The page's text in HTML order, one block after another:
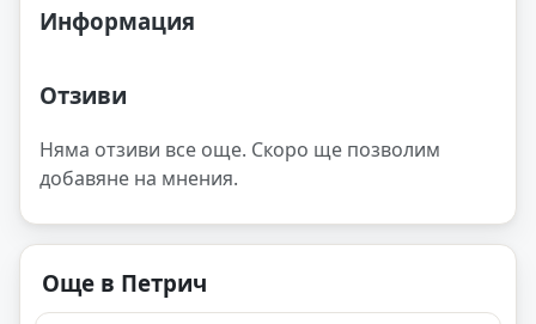
Информация
Отзиви
Няма отзиви все още. Скоро ще позволим
добавяне на мнения.
Още в Петрич